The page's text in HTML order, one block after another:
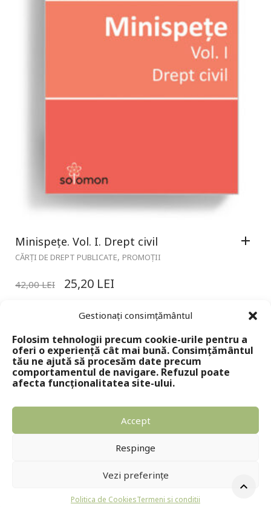
Gestionați consimțământul
Folosim tehnologii precum cookie-urile pentru a
oferi o experiență cât mai bună. Consimțământul
tău ne ajută să procesăm date precum
comportamentul de navigare. Refuzul poate
afecta funcționalitatea site-ului.
Accept
Respinge
Vezi preferințe
Politica de CookiesTermeni si conditii
Minispețe. Vol. I. Drept civil
CĂRȚI DE DREPT PUBLICATE, PROMOȚII
42,00LEI 25,20 LEI